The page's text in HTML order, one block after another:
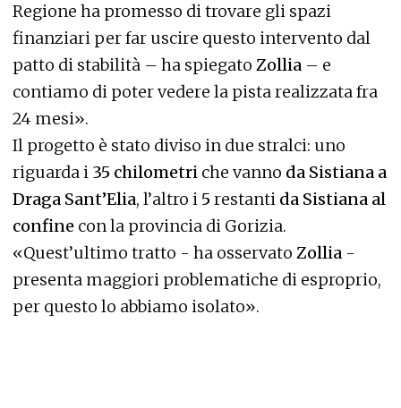
Regione ha promesso di trovare gli spazi
finanziari per far uscire questo intervento dal
patto di stabilità – ha spiegato Zollia – e
contiamo di poter vedere la pista realizzata fra
24 mesi».
Il progetto è stato diviso in due stralci: uno
riguarda i 35 chilometri che vanno da Sistiana a
Draga Sant’Elia, l’altro i 5 restanti da Sistiana al
confine con la provincia di Gorizia.
«Quest’ultimo tratto - ha osservato Zollia -
presenta maggiori problematiche di esproprio,
per questo lo abbiamo isolato».